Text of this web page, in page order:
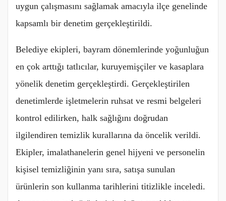
uygun çalışmasını sağlamak amacıyla ilçe genelinde
kapsamlı bir denetim gerçekleştirildi.
Belediye ekipleri, bayram dönemlerinde yoğunluğun
en çok arttığı tatlıcılar, kuruyemişçiler ve kasaplara
yönelik denetim gerçekleştirdi. Gerçekleştirilen
denetimlerde işletmelerin ruhsat ve resmi belgeleri
kontrol edilirken, halk sağlığını doğrudan
ilgilendiren temizlik kurallarına da öncelik verildi.
Ekipler, imalathanelerin genel hijyeni ve personelin
kişisel temizliğinin yanı sıra, satışa sunulan
ürünlerin son kullanma tarihlerini titizlikle inceledi.